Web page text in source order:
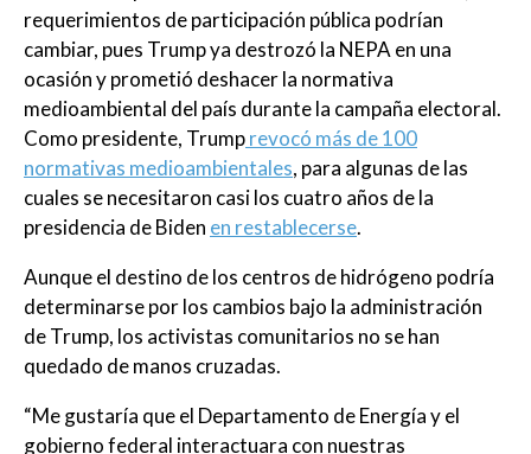
requerimientos de participación pública podrían
cambiar, pues Trump ya destrozó la NEPA en una
ocasión y prometió deshacer la normativa
medioambiental del país durante la campaña electoral.
Como presidente, Trumprevocó más de 100
normativas medioambientales, para algunas de las
cuales se necesitaron casi los cuatro años de la
presidencia de Biden en restablecerse.
Aunque el destino de los centros de hidrógeno podría
determinarse por los cambios bajo la administración
de Trump, los activistas comunitarios no se han
quedado de manos cruzadas.
“Me gustaría que el Departamento de Energía y el
gobierno federal interactuara con nuestras